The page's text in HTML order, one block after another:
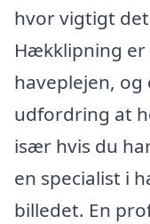
hvor vigtigt
Hækklipning er
haveplejen,
udfordring at
især hvis du
en specialist i
billedet. En